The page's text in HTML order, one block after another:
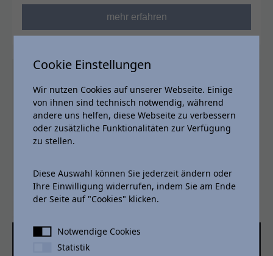
mehr erfahren
Rettungsfahrzeuge
Cookie Einstellungen
Wir nutzen Cookies auf unserer Webseite. Einige
von ihnen sind technisch notwendig, während
andere uns helfen, diese Webseite zu verbessern
oder zusätzliche Funktionalitäten zur Verfügung
zu stellen.
Diese Auswahl können Sie jederzeit ändern oder
Ihre Einwilligung widerrufen, indem Sie am Ende
der Seite auf "Cookies" klicken.
Notwendige Cookies
Statistik